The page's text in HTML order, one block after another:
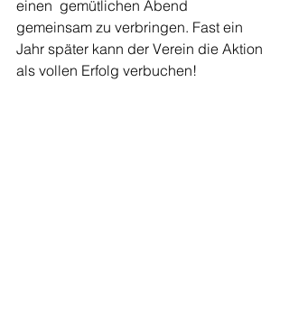
einen  gemütlichen Abend
gemeinsam zu verbringen. Fast ein
Jahr später kann der Verein die Aktion
als vollen Erfolg verbuchen!